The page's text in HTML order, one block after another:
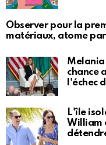
Observer pour la
matériaux, atome
Melania
chance
l'échec
L'île
William